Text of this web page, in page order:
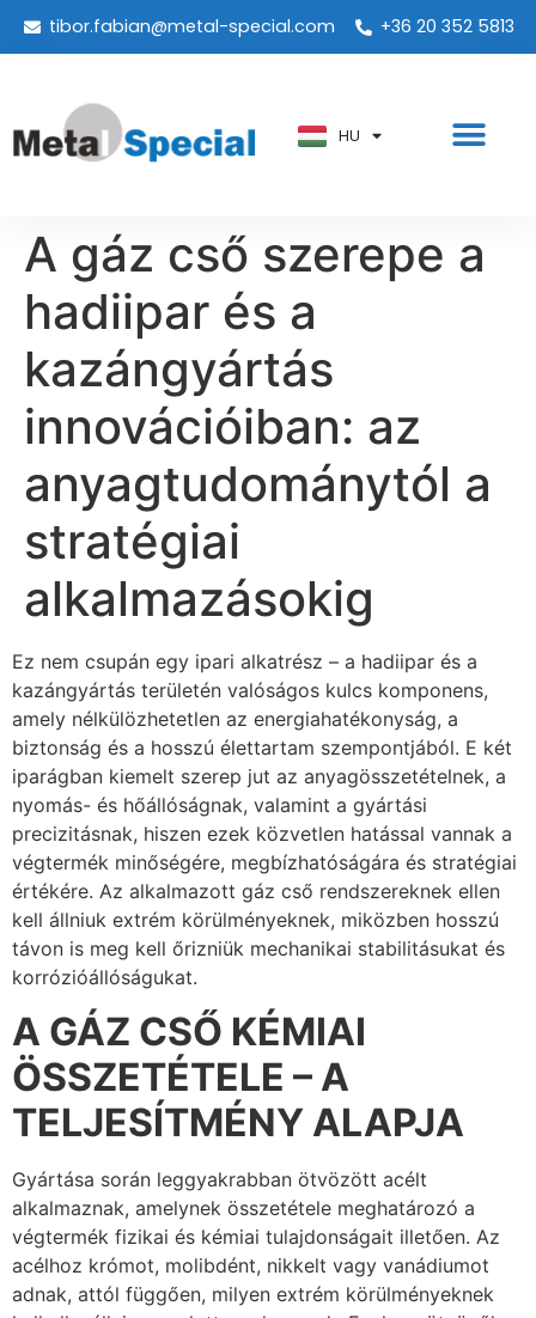
tibor.fabian@metal-special.com +36 20 352 5813
HU
PT
AR
A gáz cső szerepe a
hadiipar és a
kazángyártás
innovációiban: az
anyagtudománytól a
stratégiai
alkalmazásokig
Ez nem csupán egy ipari alkatrész – a hadiipar és a
kazángyártás területén valóságos kulcs komponens,
amely nélkülözhetetlen az energiahatékonyság, a
biztonság és a hosszú élettartam szempontjából. E két
iparágban kiemelt szerep jut az anyagösszetételnek, a
nyomás- és hőállóságnak, valamint a gyártási
precizitásnak, hiszen ezek közvetlen hatással vannak a
végtermék minőségére, megbízhatóságára és stratégiai
értékére. Az alkalmazott gáz cső rendszereknek ellen
kell állniuk extrém körülményeknek, miközben hosszú
távon is meg kell őrizniük mechanikai stabilitásukat és
korrózióállóságukat.
A GÁZ CSŐ KÉMIAI
ÖSSZETÉTELE – A
TELJESÍTMÉNY ALAPJA
Gyártása során leggyakrabban ötvözött acélt
alkalmaznak, amelynek összetétele meghatározó a
végtermék fizikai és kémiai tulajdonságait illetően. Az
acélhoz krómot, molibdént, nikkelt vagy vanádiumot
adnak, attól függően, milyen extrém körülményeknek